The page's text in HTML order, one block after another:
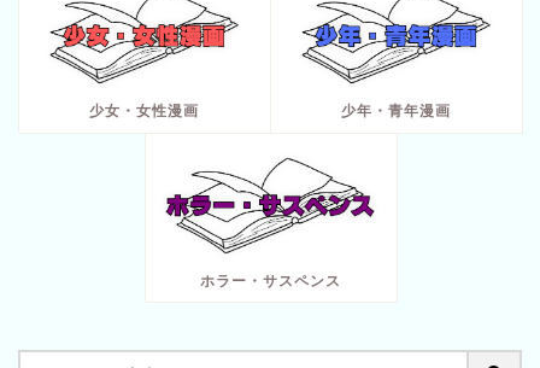
少女・女性漫画 少年・青年漫画
ホラー・サスペンス